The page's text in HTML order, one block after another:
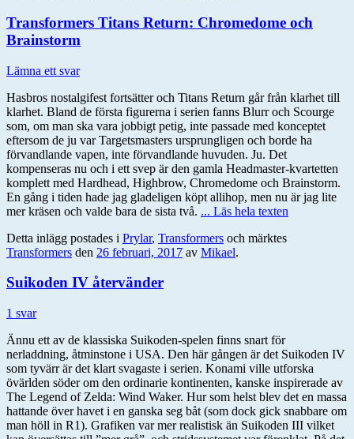
Transformers Titans Return: Chromedome och
Brainstorm
Lämna ett svar
Hasbros nostalgifest fortsätter och Titans Return går från klarhet till
klarhet. Bland de första figurerna i serien fanns Blurr och Scourge
som, om man ska vara jobbigt petig, inte passade med konceptet
eftersom de ju var Targetsmasters ursprungligen och borde ha
förvandlande vapen, inte förvandlande huvuden. Ju. Det
kompenseras nu och i ett svep är den gamla Headmaster-kvartetten
komplett med Hardhead, Highbrow, Chromedome och Brainstorm.
En gång i tiden hade jag gladeligen köpt allihop, men nu är jag lite
mer kräsen och valde bara de sista två. ... Läs hela texten
Detta inlägg postades i Prylar, Transformers och märktes
Transformers den 26 februari, 2017 av Mikael.
Suikoden IV återvänder
1 svar
Ännu ett av de klassiska Suikoden-spelen finns snart för
nerladdning, åtminstone i USA. Den här gången är det Suikoden IV
som tyvärr är det klart svagaste i serien. Konami ville utforska
övärlden söder om den ordinarie kontinenten, kanske inspirerade av
The Legend of Zelda: Wind Waker. Hur som helst blev det en massa
hattande över havet i en ganska seg båt (som dock gick snabbare om
man höll in R1). Grafiken var mer realistisk än Suikoden III vilket